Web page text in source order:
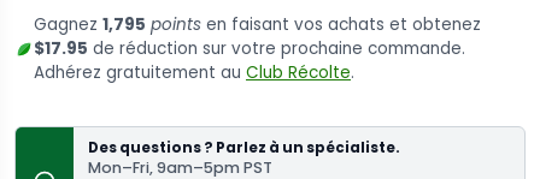
Gagnez 1,795 points en faisant vos achats et obtenez
$17.95 de réduction sur votre prochaine commande.
Adhérez gratuitement au Club Récolte.
Des questions ? Parlez à un spécialiste.
Mon–Fri, 9am–5pm PST